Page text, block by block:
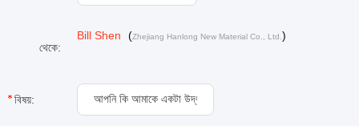
থেকে:
Bill Shen (Zhejiang Hanlong New Material Co., Ltd. )
বিষয়: